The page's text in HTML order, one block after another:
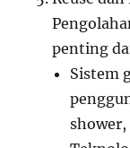
penting
Sistem